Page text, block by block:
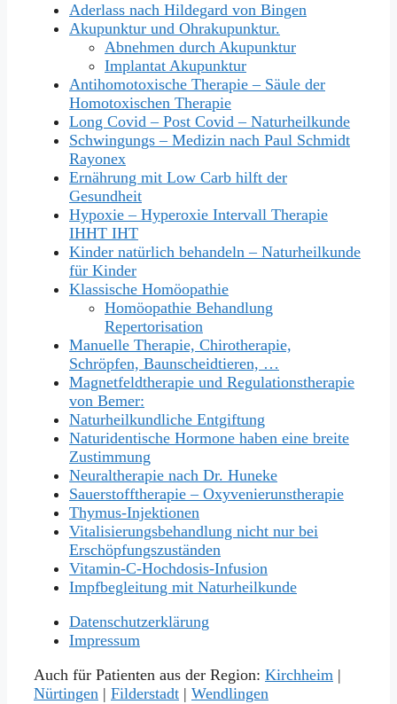
Aderlass nach Hildegard von Bingen
Akupunktur und Ohrakupunktur.
Abnehmen durch Akupunktur
Implantat Akupunktur
Antihomotoxische Therapie – Säule der
Homotoxischen Therapie
Long Covid – Post Covid – Naturheilkunde
Schwingungs – Medizin nach Paul Schmidt
Rayonex
Ernährung mit Low Carb hilft der
Gesundheit
Hypoxie – Hyperoxie Intervall Therapie
IHHT IHT
Kinder natürlich behandeln – Naturheilkunde
für Kinder
Klassische Homöopathie
Homöopathie Behandlung
Repertorisation
Manuelle Therapie, Chirotherapie,
Schröpfen, Baunscheidtieren, …
Magnetfeldtherapie und Regulationstherapie
von Bemer:
Naturheilkundliche Entgiftung
Naturidentische Hormone haben eine breite
Zustimmung
Neuraltherapie nach Dr. Huneke
Sauerstofftherapie – Oxyvenierunstherapie
Thymus-Injektionen
Vitalisierungsbehandlung nicht nur bei
Erschöpfungszuständen
Vitamin-C-Hochdosis-Infusion
Impfbegleitung mit Naturheilkunde
Datenschutzerklärung
Impressum
Auch für Patienten aus der Region: Kirchheim |
Nürtingen | Filderstadt | Wendlingen